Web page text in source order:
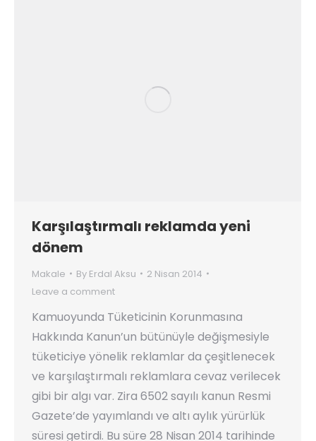
Karşılaştırmalı reklamda yeni
dönem
Makale By Erdal Aksu
2 Nisan 2014
Leave a comment
Kamuoyunda Tüketicinin Korunmasına
Hakkında Kanun’un bütünüyle değişmesiyle
tüketiciye yönelik reklamlar da çeşitlenecek
ve karşılaştırmalı reklamlara cevaz verilecek
gibi bir algı var. Zira 6502 sayılı kanun Resmi
Gazete’de yayımlandı ve altı aylık yürürlük
süresi getirdi. Bu süre 28 Nisan 2014 tarihinde